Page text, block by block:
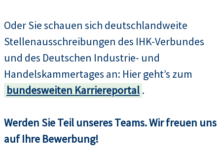
Oder Sie schauen sich deutschlandweite
Stellenausschreibungen des IHK-Verbundes
und des Deutschen Industrie- und
Handelskammertages an: Hier geht’s zum
bundesweiten Karriereportal .
Werden Sie Teil unseres Teams. Wir freuen uns
auf Ihre Bewerbung!